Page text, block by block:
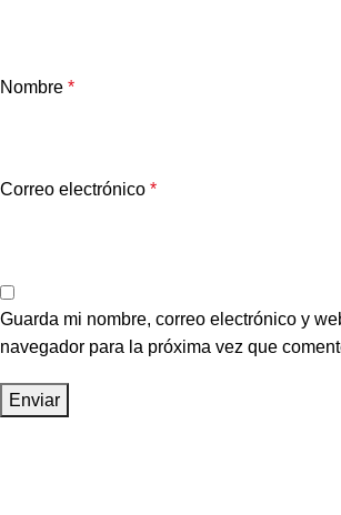
Nombre *
Correo electrónico *
Guarda mi nombre, correo electrónico y
navegador para la próxima vez que